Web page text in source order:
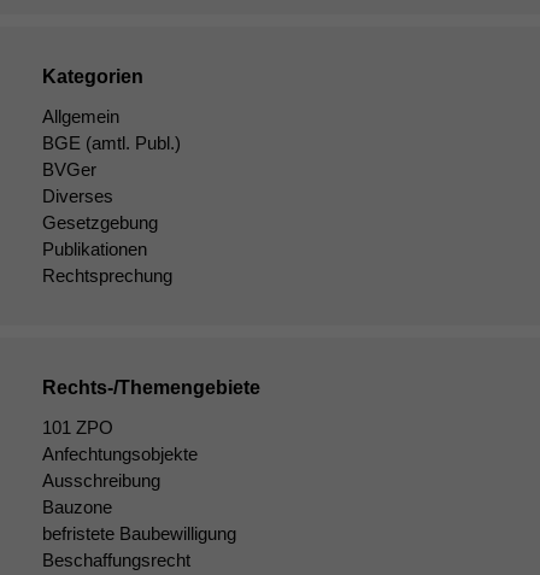
Kategorien
Allgemein
BGE (amtl. Publ.)
BVGer
Diverses
Gesetzgebung
Publikationen
Rechtsprechung
Rechts-/Themengebiete
101 ZPO
Anfechtungsobjekte
Ausschreibung
Bauzone
befristete Baubewilligung
Beschaffungsrecht